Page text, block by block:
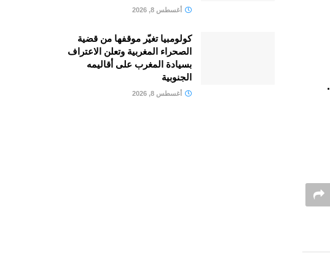
أغسطس 8, 2026
كولومبيا تغيّر موقفها من قضية
الصحراء المغربية وتعلن الاعتراف
بسيادة المغرب على أقاليمه
الجنوبية
أغسطس 8, 2026